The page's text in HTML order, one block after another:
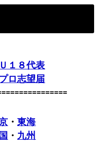
Ｕ１８代表
ロ志望届
・東海
・ 九州